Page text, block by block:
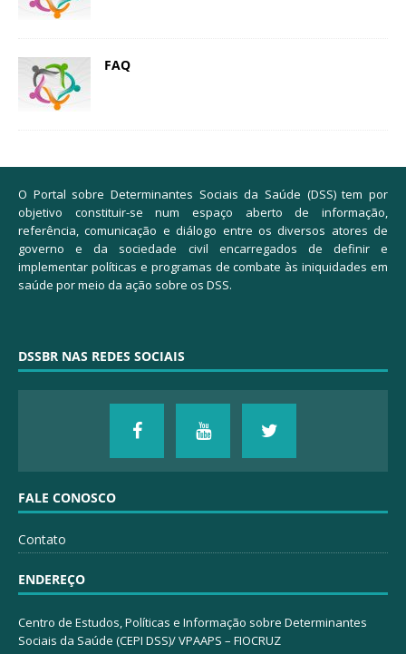
FAQ
O Portal sobre Determinantes Sociais da Saúde (DSS) tem por
objetivo constituir-se num espaço aberto de informação,
referência, comunicação e diálogo entre os diversos atores de
governo e da sociedade civil encarregados de definir e
implementar políticas e programas de combate às iniquidades em
saúde por meio da ação sobre os DSS.
DSSBR NAS REDES SOCIAIS
FALE CONOSCO
Contato
ENDEREÇO
Centro de Estudos, Políticas e Informação sobre Determinantes
Sociais da Saúde (CEPI DSS)/ VPAAPS – FIOCRUZ